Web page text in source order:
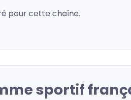
pour cette chaîne.
sportif